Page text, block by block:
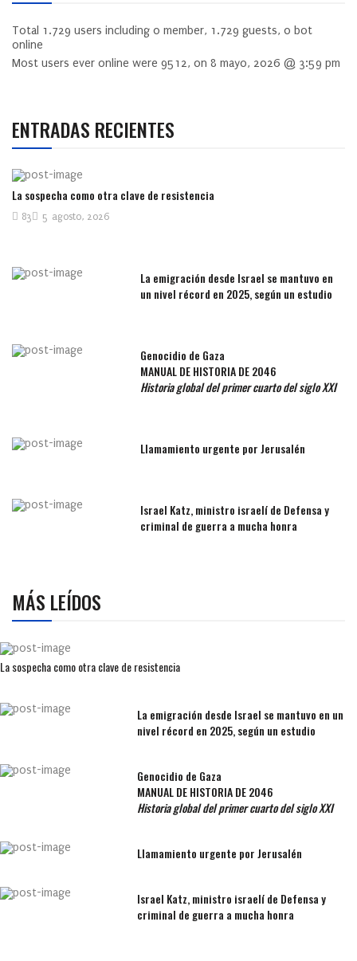
Total 1.729 users including 0 member, 1.729 guests, 0 bot
online
Most users ever online were 9512, on 8 mayo, 2026 @ 3:59 pm
ENTRADAS RECIENTES
La sospecha como otra clave de resistencia
5 agosto, 2026
83
La emigración desde Israel se mantuvo en
un nivel récord en 2025, según un estudio
Genocidio de Gaza
MANUAL DE HISTORIA DE 2046
Historia global del primer cuarto del siglo XXI
Llamamiento urgente por Jerusalén
Israel Katz, ministro israelí de Defensa y
criminal de guerra a mucha honra
MÁS LEÍDOS
La sospecha como otra clave de resistencia
La emigración desde Israel se mantuvo en un
nivel récord en 2025, según un estudio
Genocidio de Gaza
MANUAL DE HISTORIA DE 2046
Historia global del primer cuarto del siglo XXI
Llamamiento urgente por Jerusalén
Israel Katz, ministro israelí de Defensa y
criminal de guerra a mucha honra